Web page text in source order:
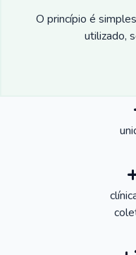
O princípio é
utilizado,